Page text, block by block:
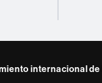
internacional de